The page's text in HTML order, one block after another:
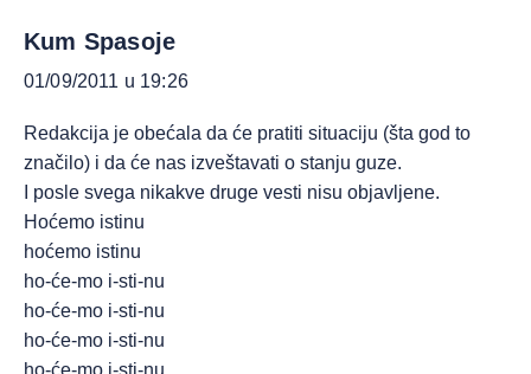
Kum Spasoje
01/09/2011 u 19:26
Redakcija je obećala da će pratiti situaciju (šta god to
značilo) i da će nas izveštavati o stanju guze.
I posle svega nikakve druge vesti nisu objavljene.
Hoćemo istinu
hoćemo istinu
ho-će-mo i-sti-nu
ho-će-mo i-sti-nu
ho-će-mo i-sti-nu
ho-će-mo i-sti-nu